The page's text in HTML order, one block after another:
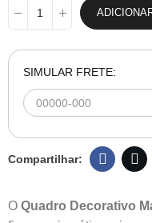
SIMULAR FRETE:
O Quadro Decorativo